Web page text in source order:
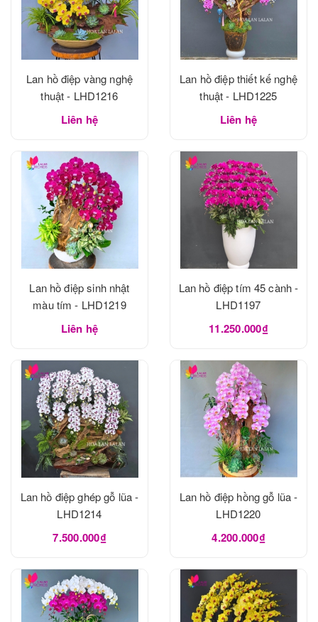
Lan hồ điệp vàng nghệ
thuật - LHD1216
Liên hệ
Lan hồ điệp thiết kế nghệ
thuật - LHD1225
Liên hệ
Lan hồ điệp sinh nhật
màu tím - LHD1219
Liên hệ
Lan hồ điệp tím 45 cành -
LHD1197
11.250.000₫
Lan hồ điệp ghép gỗ lũa -
LHD1214
7.500.000₫
Lan hồ điệp hồng gỗ lũa -
LHD1220
4.200.000₫